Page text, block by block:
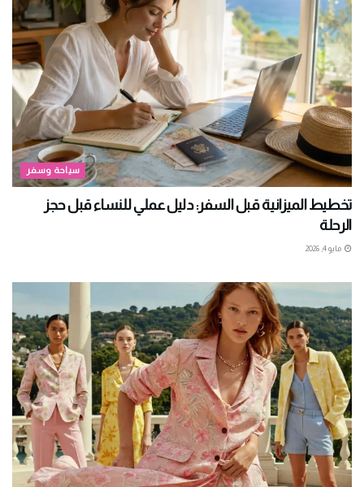
سياحة وسفر
تخطيط الميزانية قبل السفر: دليل عملي للنساء قبل حجز
الرحلة
مايو 4, 2026